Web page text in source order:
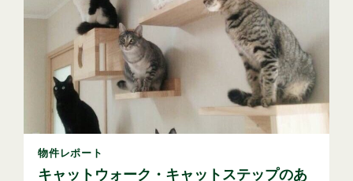
物件レポート
キャットウォーク・キャットステップのあ